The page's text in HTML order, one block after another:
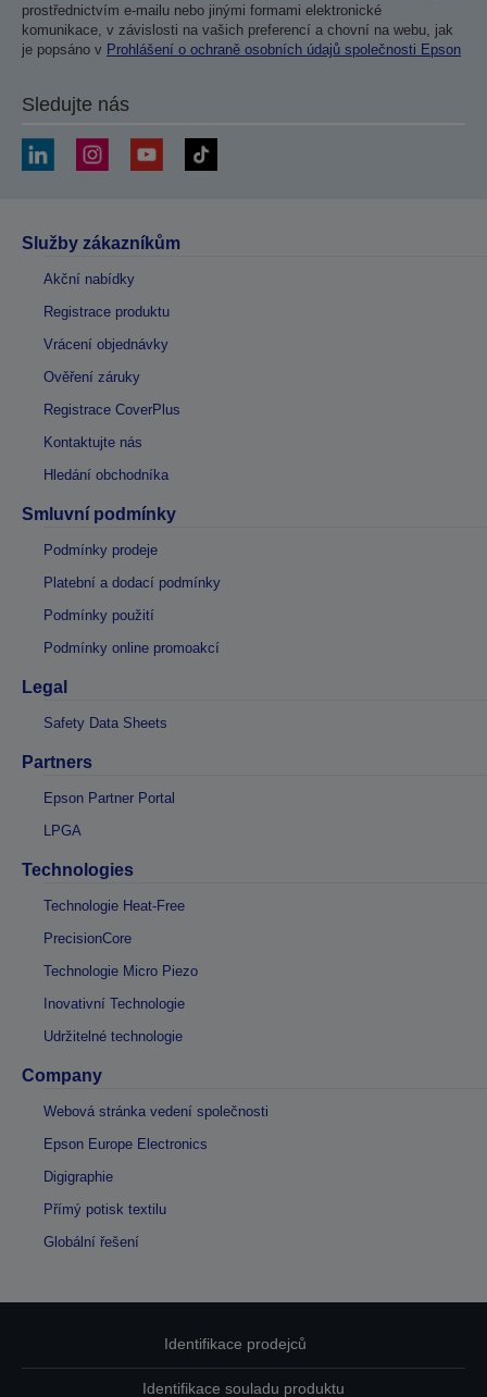
prostřednictvím e-mailu nebo jinými formami elektronické
komunikace, v závislosti na vašich preferencí a chovní na webu, jak
je popsáno v Prohlášení o ochraně osobních údajů společnosti Epson
Sledujte nás
Služby zákazníkům
Akční nabídky
Registrace produktu
Vrácení objednávky
Ověření záruky
Registrace CoverPlus
Kontaktujte nás
Hledání obchodníka
Smluvní podmínky
Podmínky prodeje
Platební a dodací podmínky
Podmínky použití
Podmínky online promoakcí
Legal
Safety Data Sheets
Partners
Epson Partner Portal
LPGA
Technologies
Technologie Heat-Free
PrecisionCore
Technologie Micro Piezo
Inovativní Technologie
Udržitelné technologie
Company
Webová stránka vedení společnosti
Epson Europe Electronics
Digigraphie
Přímý potisk textilu
Globální řešení
Identifikace prodejců
Identifikace souladu produktu